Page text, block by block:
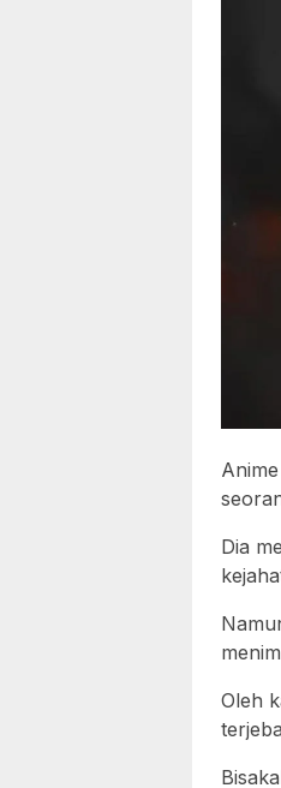
Dia
Oleh